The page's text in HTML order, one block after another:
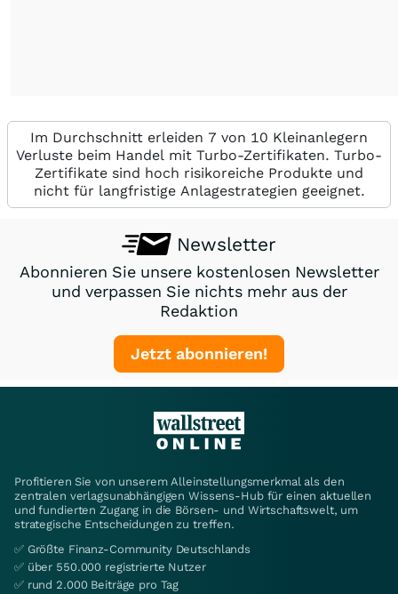
Im Durchschnitt erleiden 7 von 10 Kleinanlegern
Verluste beim Handel mit Turbo-Zertifikaten. Turbo-
Zertifikate sind hoch risikoreiche Produkte und
nicht für langfristige Anlagestrategien geeignet.
Newsletter
Abonnieren Sie unsere kostenlosen Newsletter
und verpassen Sie nichts mehr aus der
Redaktion
Jetzt abonnieren!
Profitieren Sie von unserem Alleinstellungsmerkmal als den
zentralen verlagsunabhängigen Wissens-Hub für einen aktuellen
und fundierten Zugang in die Börsen- und Wirtschaftswelt, um
strategische Entscheidungen zu treffen.
✅ Größte Finanz-Community Deutschlands
✅ über 550.000 registrierte Nutzer
✅ rund 2.000 Beiträge pro Tag